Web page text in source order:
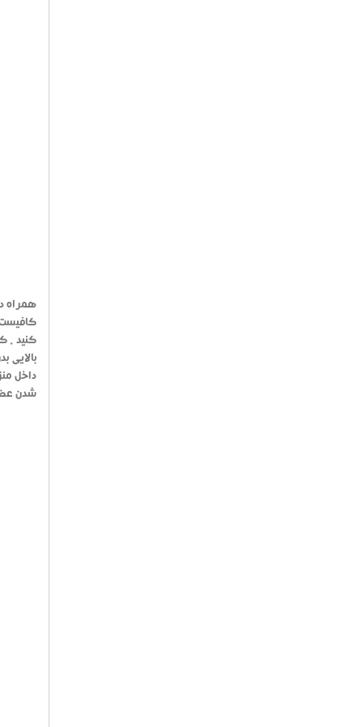
همراه
کافیست
کنید .
بالایی
داخل
شدن